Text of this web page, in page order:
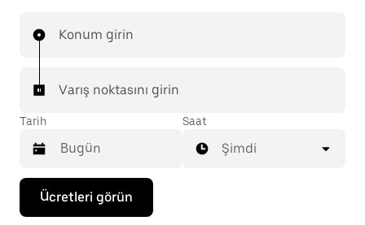
Konum girin
Varış noktasını girin
Tarih
Takvimle
etkileşime
geçmek
Saat
Şimdi
Ücretleri görün